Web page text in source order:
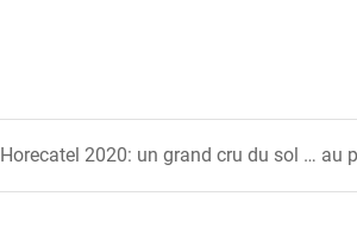
Horecatel 2020: un grand cru du sol … au